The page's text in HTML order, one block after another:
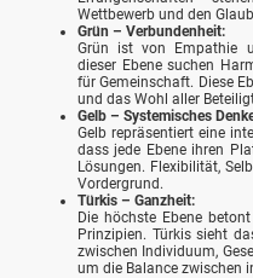
Wettbewerb und den
Grün – Verbundenheit:
Grün ist von Empathie
dieser Ebene suchen
für Gemeinschaft. Diese
und das Wohl aller
Gelb – Systemisches
Gelb repräsentiert eine
dass jede Ebene ihren
Lösungen. Flexibilität,
Vordergrund.
Türkis – Ganzheit:
Die höchste Ebene
Prinzipien. Türkis sieht
zwischen Individuum,
um die Balance zwischen